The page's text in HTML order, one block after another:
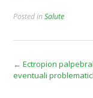
Posted inSalute
Post
navigation
← Ectropion
eventuali